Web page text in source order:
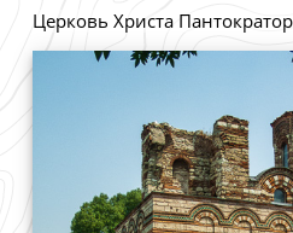
Церковь Христа